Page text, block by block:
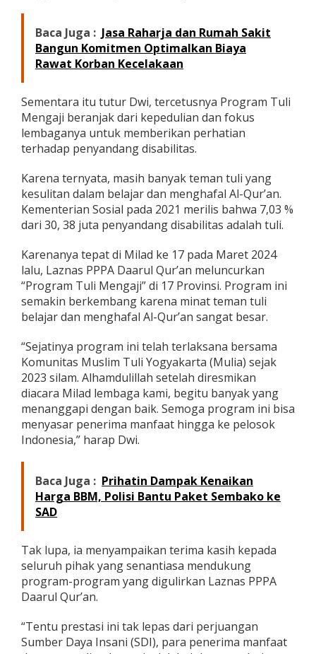
2
4
Baca Juga : Jasa Raharja dan Rumah Sakit
Bangun Komitmen Optimalkan Biaya
Rawat Korban Kecelakaan
Sementara itu tutur Dwi, tercetusnya Program Tuli
Mengaji beranjak dari kepedulian dan fokus
lembaganya untuk memberikan perhatian
terhadap penyandang disabilitas.
Karena ternyata, masih banyak teman tuli yang
kesulitan dalam belajar dan menghafal Al-Qur’an.
Kementerian Sosial pada 2021 merilis bahwa 7,03 %
dari 30, 38 juta penyandang disabilitas adalah tuli.
Karenanya tepat di Milad ke 17 pada Maret 2024
lalu, Laznas PPPA Daarul Qur’an meluncurkan
“Program Tuli Mengaji” di 17 Provinsi. Program ini
semakin berkembang karena minat teman tuli
belajar dan menghafal Al-Qur’an sangat besar.
“Sejatinya program ini telah terlaksana bersama
Komunitas Muslim Tuli Yogyakarta (Mulia) sejak
2023 silam. Alhamdulillah setelah diresmikan
diacara Milad lembaga kami, begitu banyak yang
menanggapi dengan baik. Semoga program ini bisa
menyasar penerima manfaat hingga ke pelosok
Indonesia,” harap Dwi.
Baca Juga : Prihatin Dampak Kenaikan
Harga BBM, Polisi Bantu Paket Sembako ke
SAD
Tak lupa, ia menyampaikan terima kasih kepada
seluruh pihak yang senantiasa mendukung
program-program yang digulirkan Laznas PPPA
Daarul Qur’an.
“Tentu prestasi ini tak lepas dari perjuangan
Sumber Daya Insani (SDI), para penerima manfaat